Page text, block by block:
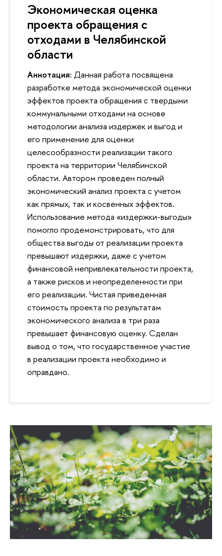
Экономическая оценка
проекта обращения с
отходами в Челябинской
области
Аннотация: Данная работа посвящена
разработке метода экономической оценки
эффектов проекта обращения с твердыми
коммунальными отходами на основе
методологии анализа издержек и выгод и
его применение для оценки
целесообразности реализации такого
проекта на территории Челябинской
области. Автором проведен полный
экономический анализ проекта с учетом
как прямых, так и косвенных эффектов.
Использование метода «издержки-выгоды»
помогло продемонстрировать, что для
общества выгоды от реализации проекта
превышают издержки, даже с учетом
финансовой непривлекательности проекта,
а также рисков и неопределенности при
его реализации. Чистая приведенная
стоимость проекта по результатам
экономического анализа в три раза
превышает финансовую оценку. Сделан
вывод о том, что государственное участие
в реализации проекта необходимо и
оправдано.